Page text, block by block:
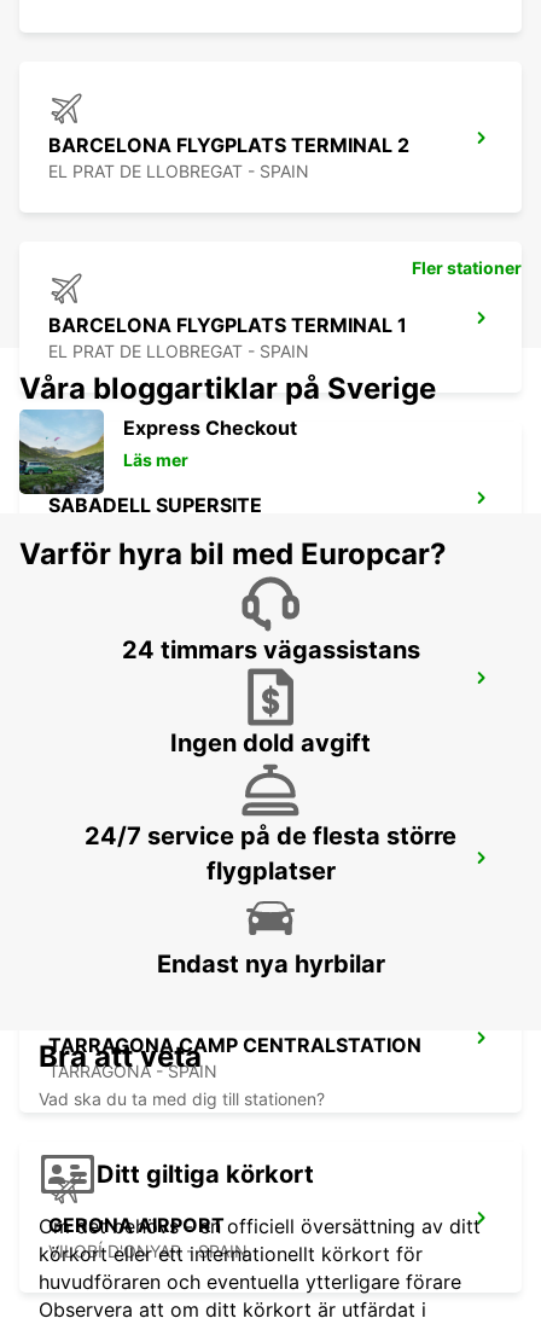
BARCELONA FLYGPLATS TERMINAL 2
EL PRAT DE LLOBREGAT - SPAIN
BARCELONA FLYGPLATS TERMINAL 1
EL PRAT DE LLOBREGAT - SPAIN
SABADELL SUPERSITE
TARRAGONA CAMP CENTRALSTATION
TARRAGONA - SPAIN
GERONA AIRPORT
VILOBÍ D'ONYAR - SPAIN
Fler stationer
Våra bloggartiklar på Sverige
Express Checkout
Läs mer
Varför hyra bil med Europcar?
24 timmars vägassistans
Ingen dold avgift
24/7 service på de flesta större
flygplatser
Endast nya hyrbilar
Bra att veta
Vad ska du ta med dig till stationen?
Ditt giltiga körkort
Om det behövs - en officiell översättning av ditt
körkort eller ett internationellt körkort för
huvudföraren och eventuella ytterligare förare
Observera att om ditt körkort är utfärdat i